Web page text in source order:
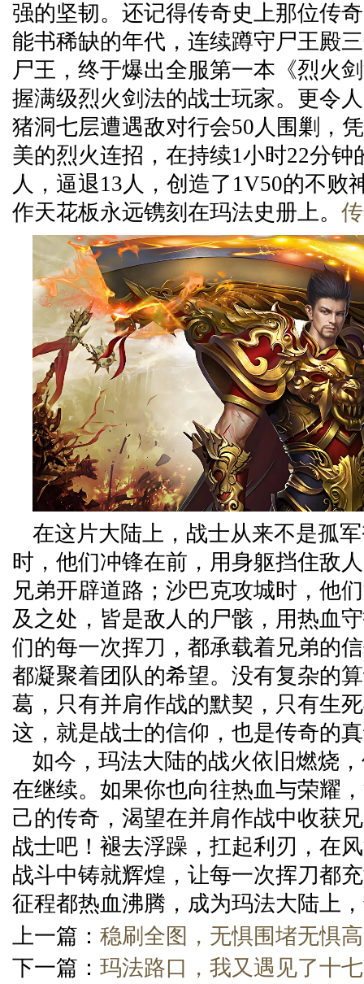
强的坚韧。还记得传奇史上那位传
能书稀缺的年代，连续蹲守尸王殿
尸王，终于爆出全服第一本《烈火
握满级烈火剑法的战士玩家。更令
猪洞七层遭遇敌对行会50人围剿，
美的烈火连招，在持续1小时22分钟
人，逼退13人，创造了1V50的不败
作天花板永远镌刻在玛法史册上。
在这片大陆上，战士从来不是孤
时，他们冲锋在前，用身躯挡住敌
兄弟开辟道路；沙巴克攻城时，他
及之处，皆是敌人的尸骸，用热血
们的每一次挥刀，都承载着兄弟的
都凝聚着团队的希望。没有复杂的
葛，只有并肩作战的默契，只有生
这，就是战士的信仰，也是传奇的
如今，玛法大陆的战火依旧燃烧
在继续。如果你也向往热血与荣耀
己的传奇，渴望在并肩作战中收获
战士吧！褪去浮躁，扛起利刃，在
战斗中铸就辉煌，让每一次挥刀都
征程都热血沸腾，成为玛法大陆上
上一篇： 稳刷全图，无惧围堵无惧
下一篇： 玛法路口，我又遇见了十